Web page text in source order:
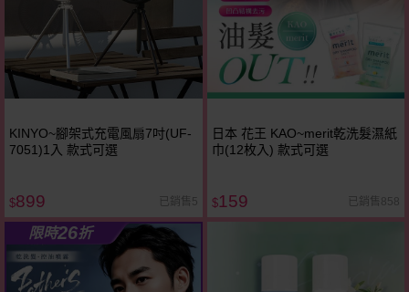
KINYO~腳架式充電風扇7吋(UF-
7051)1入 款式可選
$899 已銷售5
日本 花王 KAO~merit乾洗髮濕紙
巾(12枚入) 款式可選
$159 已銷售858
限時26折